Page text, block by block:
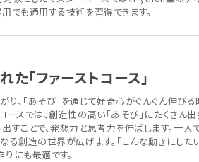
でも通用する技術を習得できます。
た「ファーストコース」
、「あそび」を通じて好奇心がぐんぐん伸び
スでは、創造性の高い「あそび」にたくさん
すことで、発想力と思考力を伸ばします。一人
る創造の世界が広げます。「こんな動きにした
にも最適です。